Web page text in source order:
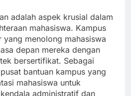
adalah aspek krusial dalam
mahasiswa. Kampus
menolong mahasiswa
depan mereka dengan
bersertifikat. Sebagai
bantuan kampus yang
mahasiswa untuk
administratif dan